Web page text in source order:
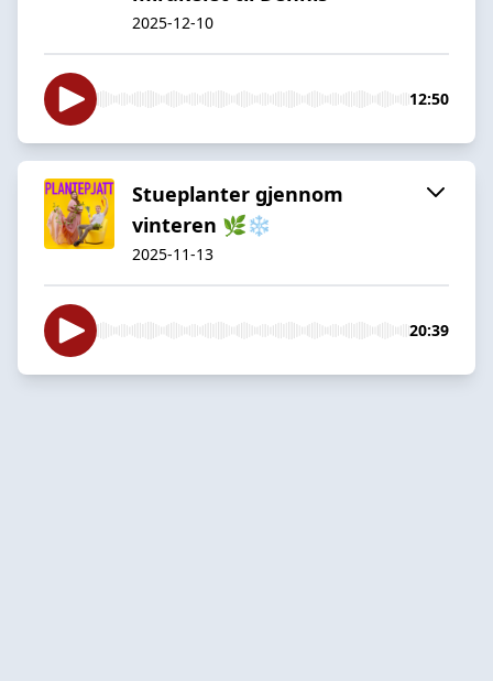
2025-12-10
12:50
Stueplanter gjennom
vinteren 🌿❄️
2025-11-13
20:39